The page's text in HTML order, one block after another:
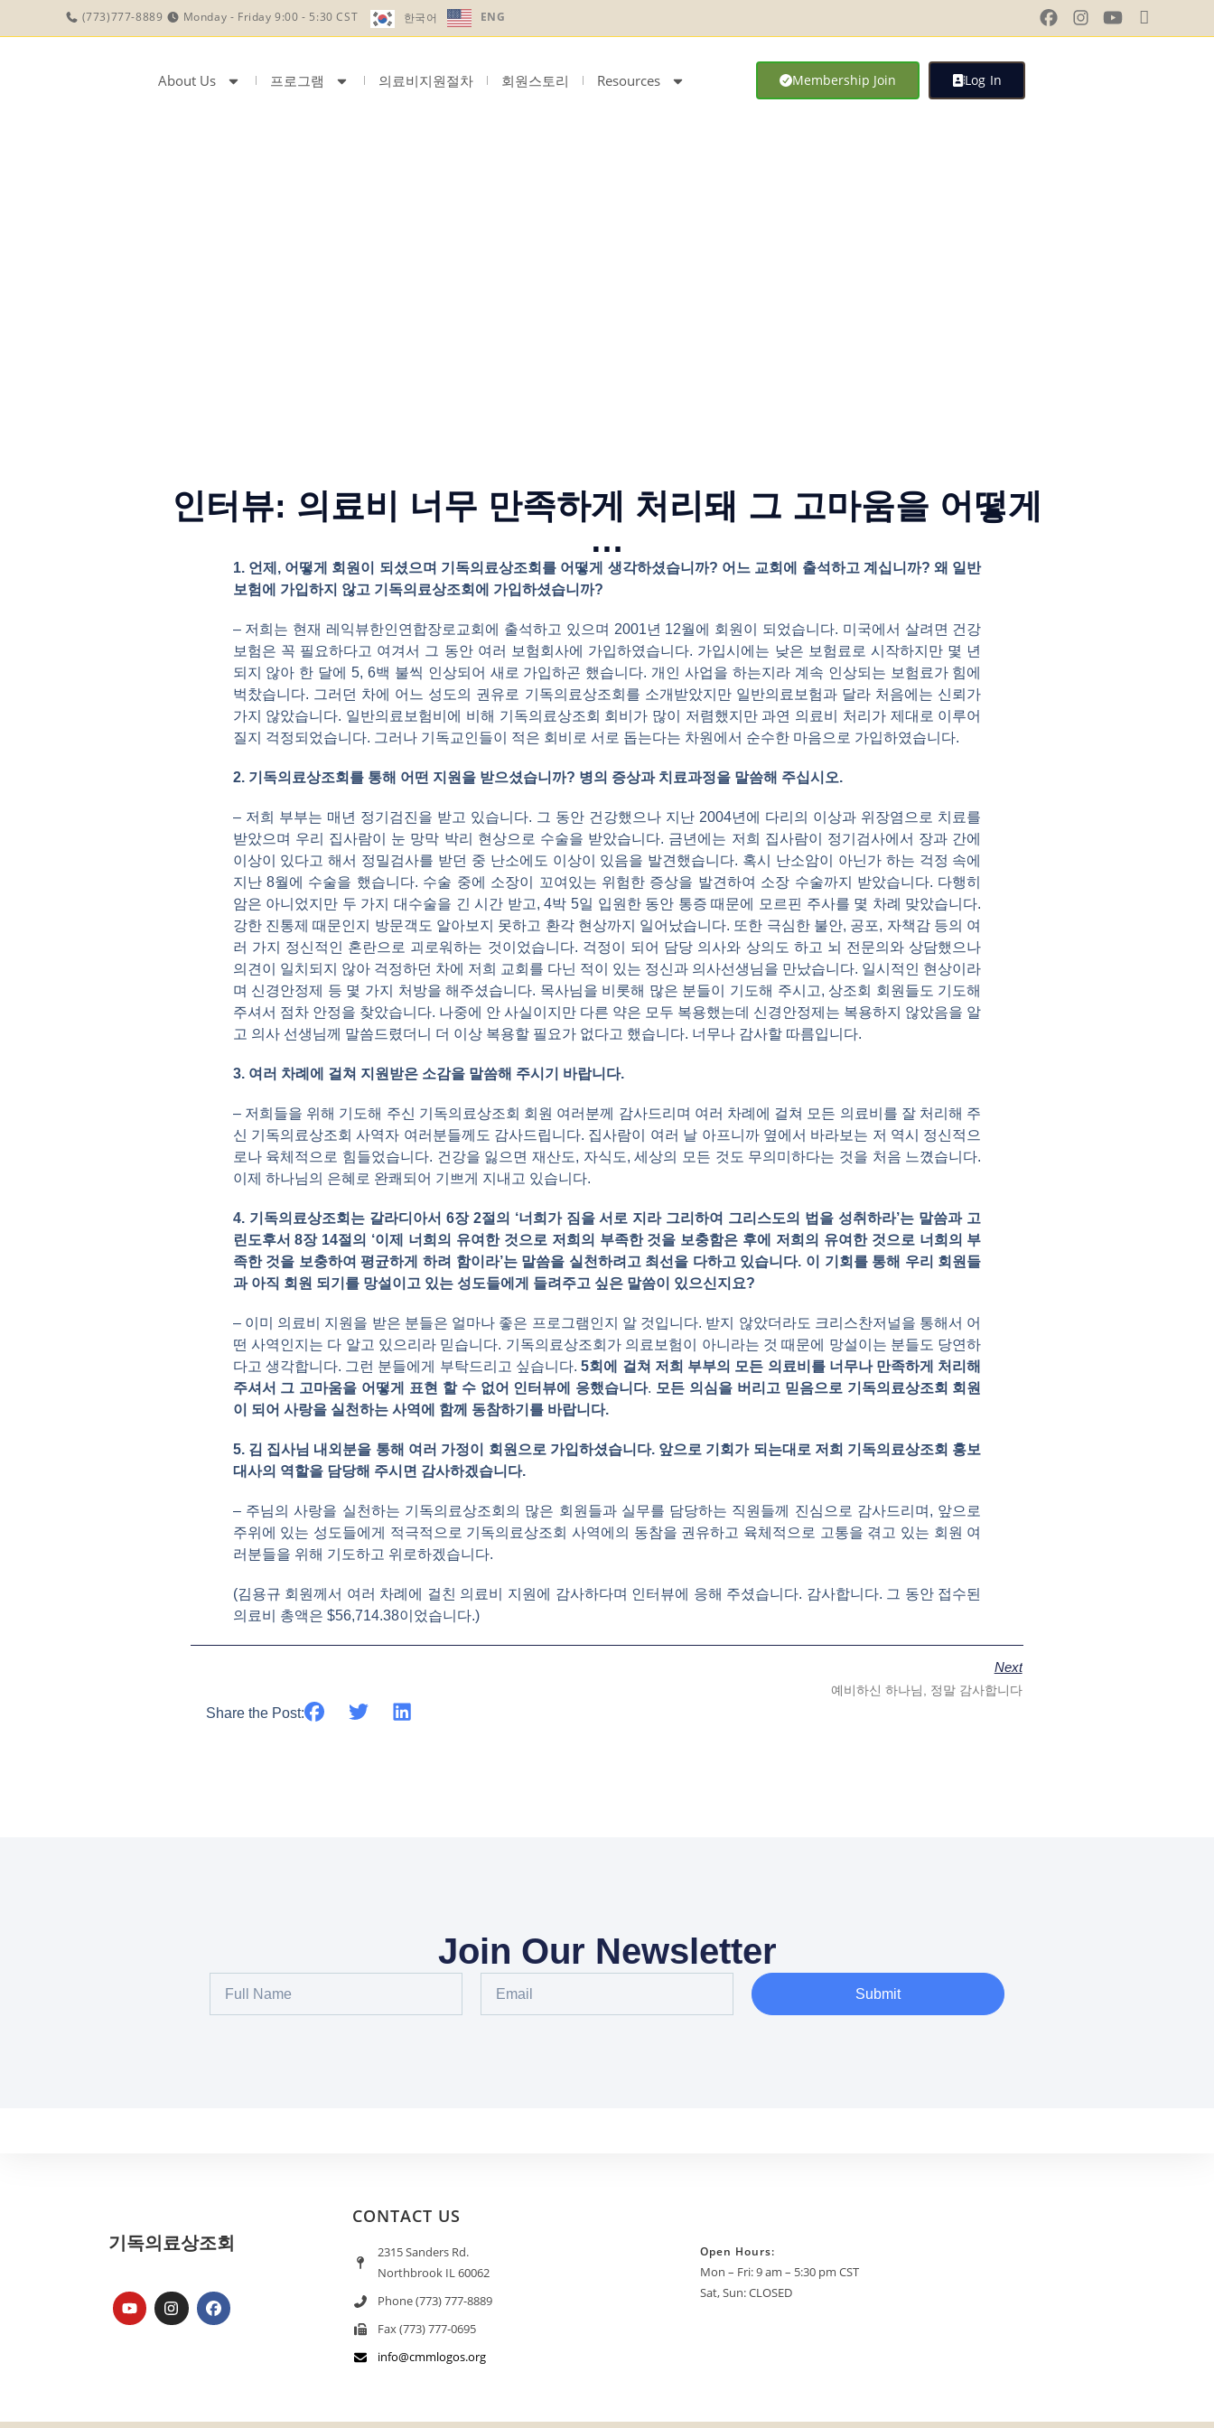
(773)777-8889 Monday - Friday 9:00 - 5:30 CST 한국어 ENG
About Us 프로그램 의료비지원절차 회원스토리 Resources Membership Join Log In
인터뷰: 의료비 너무 만족하게 처리돼 그 고마움을 어떻게
…
1. 언제, 어떻게 회원이 되셨으며 기독의료상조회를 어떻게 생각하셨습니까? 어느 교회에 출석하고 계십니까? 왜 일반
보험에 가입하지 않고 기독의료상조회에 가입하셨습니까?
– 저희는 현재 레익뷰한인연합장로교회에 출석하고 있으며 2001년 12월에 회원이 되었습니다. 미국에서 살려면 건강
보험은 꼭 필요하다고 여겨서 그 동안 여러 보험회사에 가입하였습니다. 가입시에는 낮은 보험료로 시작하지만 몇 년
되지 않아 한 달에 5, 6백 불씩 인상되어 새로 가입하곤 했습니다. 개인 사업을 하는지라 계속 인상되는 보험료가 힘에
벅찼습니다. 그러던 차에 어느 성도의 권유로 기독의료상조회를 소개받았지만 일반의료보험과 달라 처음에는 신뢰가
가지 않았습니다. 일반의료보험비에 비해 기독의료상조회 회비가 많이 저렴했지만 과연 의료비 처리가 제대로 이루어
질지 걱정되었습니다. 그러나 기독교인들이 적은 회비로 서로 돕는다는 차원에서 순수한 마음으로 가입하였습니다.
2. 기독의료상조회를 통해 어떤 지원을 받으셨습니까? 병의 증상과 치료과정을 말씀해 주십시오.
– 저희 부부는 매년 정기검진을 받고 있습니다. 그 동안 건강했으나 지난 2004년에 다리의 이상과 위장염으로 치료를
받았으며 우리 집사람이 눈 망막 박리 현상으로 수술을 받았습니다. 금년에는 저희 집사람이 정기검사에서 장과 간에
이상이 있다고 해서 정밀검사를 받던 중 난소에도 이상이 있음을 발견했습니다. 혹시 난소암이 아닌가 하는 걱정 속에
지난 8월에 수술을 했습니다. 수술 중에 소장이 꼬여있는 위험한 증상을 발견하여 소장 수술까지 받았습니다. 다행히
암은 아니었지만 두 가지 대수술을 긴 시간 받고, 4박 5일 입원한 동안 통증 때문에 모르핀 주사를 몇 차례 맞았습니다.
강한 진통제 때문인지 방문객도 알아보지 못하고 환각 현상까지 일어났습니다. 또한 극심한 불안, 공포, 자책감 등의 여
러 가지 정신적인 혼란으로 괴로워하는 것이었습니다. 걱정이 되어 담당 의사와 상의도 하고 뇌 전문의와 상담했으나
의견이 일치되지 않아 걱정하던 차에 저희 교회를 다닌 적이 있는 정신과 의사선생님을 만났습니다. 일시적인 현상이라
며 신경안정제 등 몇 가지 처방을 해주셨습니다. 목사님을 비롯해 많은 분들이 기도해 주시고, 상조회 회원들도 기도해
주셔서 점차 안정을 찾았습니다. 나중에 안 사실이지만 다른 약은 모두 복용했는데 신경안정제는 복용하지 않았음을 알
고 의사 선생님께 말씀드렸더니 더 이상 복용할 필요가 없다고 했습니다. 너무나 감사할 따름입니다.
3. 여러 차례에 걸쳐 지원받은 소감을 말씀해 주시기 바랍니다.
– 저희들을 위해 기도해 주신 기독의료상조회 회원 여러분께 감사드리며 여러 차례에 걸쳐 모든 의료비를 잘 처리해 주
신 기독의료상조회 사역자 여러분들께도 감사드립니다. 집사람이 여러 날 아프니까 옆에서 바라보는 저 역시 정신적으
로나 육체적으로 힘들었습니다. 건강을 잃으면 재산도, 자식도, 세상의 모든 것도 무의미하다는 것을 처음 느꼈습니다.
이제 하나님의 은혜로 완쾌되어 기쁘게 지내고 있습니다.
4. 기독의료상조회는 갈라디아서 6장 2절의 ‘너희가 짐을 서로 지라 그리하여 그리스도의 법을 성취하라’는 말씀과 고
린도후서 8장 14절의 ‘이제 너희의 유여한 것으로 저희의 부족한 것을 보충함은 후에 저희의 유여한 것으로 너희의 부
족한 것을 보충하여 평균하게 하려 함이라’는 말씀을 실천하려고 최선을 다하고 있습니다. 이 기회를 통해 우리 회원들
과 아직 회원 되기를 망설이고 있는 성도들에게 들려주고 싶은 말씀이 있으신지요?
– 이미 의료비 지원을 받은 분들은 얼마나 좋은 프로그램인지 알 것입니다. 받지 않았더라도 크리스찬저널을 통해서 어
떤 사역인지는 다 알고 있으리라 믿습니다. 기독의료상조회가 의료보험이 아니라는 것 때문에 망설이는 분들도 당연하
다고 생각합니다. 그런 분들에게 부탁드리고 싶습니다.5회에 걸쳐 저희 부부의 모든 의료비를 너무나 만족하게 처리해
주셔서 그 고마움을 어떻게 표현 할 수 없어 인터뷰에 응했습니다. 모든 의심을 버리고 믿음으로 기독의료상조회 회원
이 되어 사랑을 실천하는 사역에 함께 동참하기를 바랍니다.
5. 김 집사님 내외분을 통해 여러 가정이 회원으로 가입하셨습니다. 앞으로 기회가 되는대로 저희 기독의료상조회 홍보
대사의 역할을 담당해 주시면 감사하겠습니다.
– 주님의 사랑을 실천하는 기독의료상조회의 많은 회원들과 실무를 담당하는 직원들께 진심으로 감사드리며, 앞으로
주위에 있는 성도들에게 적극적으로 기독의료상조회 사역에의 동참을 권유하고 육체적으로 고통을 겪고 있는 회원 여
러분들을 위해 기도하고 위로하겠습니다.
(김용규 회원께서 여러 차례에 걸친 의료비 지원에 감사하다며 인터뷰에 응해 주셨습니다. 감사합니다. 그 동안 접수된
의료비 총액은 $56,714.38이었습니다.)
Next
예비하신 하나님, 정말 감사합니다
Share the Post:
Join Our Newsletter
Submit
기독의료상조회
CONTACT US
2315 Sanders Rd.
Northbrook IL 60062
Phone (773) 777-8889
Fax (773) 777-0695
info@cmmlogos.org
Open Hours:
Mon – Fri: 9 am – 5:30 pm CST
Sat, Sun: CLOSED